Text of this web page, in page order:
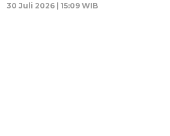
30 Juli 2026 | 15:09 WIB